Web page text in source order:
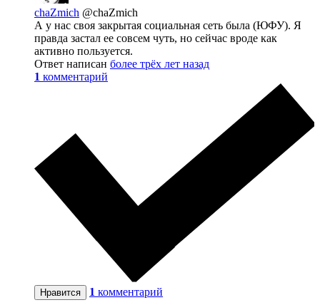
chaZmich @chaZmich
А у нас своя закрытая социальная сеть была (ЮФУ). Я
правда застал ее совсем чуть, но сейчас вроде как
активно пользуется.
Ответ написан более трёх лет назад
1 комментарий
Нравится 1 комментарий